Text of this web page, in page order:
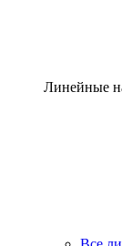
Линейные